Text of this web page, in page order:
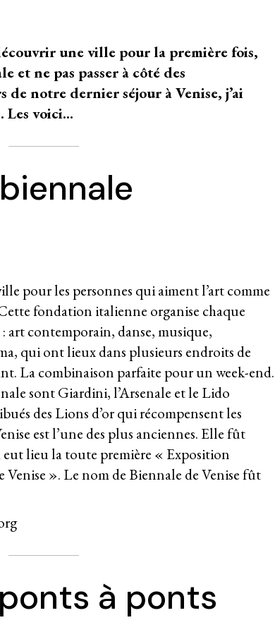
une ville pour la première fois,
et ne pas passer à côté des
notre dernier séjour à Venise, j’ai
Les voici…
pour les personnes qui aiment l’art comme
fondation italienne organise chaque
art contemporain, danse, musique,
qui ont lieux dans plusieurs endroits de
La combinaison parfaite pour un week-end.
sont Giardini, l’Arsenale et le Lido
des Lions d’or qui récompensent les
est l’une des plus anciennes. Elle fût
eut lieu la toute première « Exposition
». Le nom de Biennale de Venise fût
à ponts